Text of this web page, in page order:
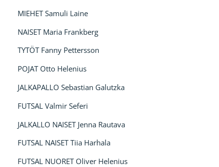
MIEHET Samuli Laine
NAISET Maria Frankberg
TYTÖT Fanny Pettersson
POJAT Otto Helenius
JALKAPALLO Sebastian Galutzka
FUTSAL Valmir Seferi
JALKALLO NAISET Jenna Rautava
FUTSAL NAISET Tiia Harhala
FUTSAL NUORET Oliver Helenius